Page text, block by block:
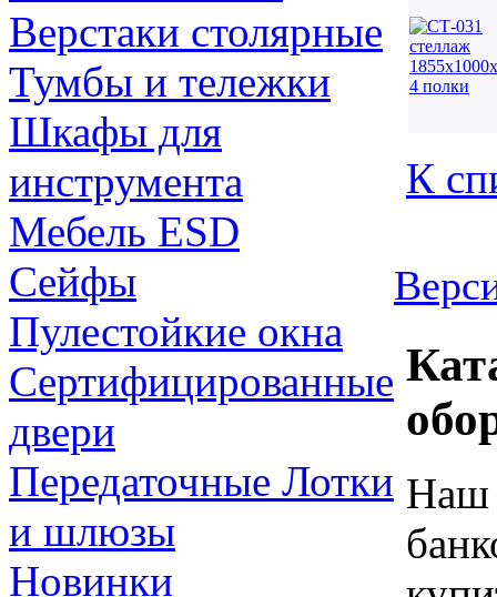
Верстаки столярные
Тумбы и тележки
Шкафы для
инструмента
Мебель ESD
Сейфы
Пулестойкие окна
Сертифицированные
двери
Передаточные Лотки
и шлюзы
Новинки
К
Наш